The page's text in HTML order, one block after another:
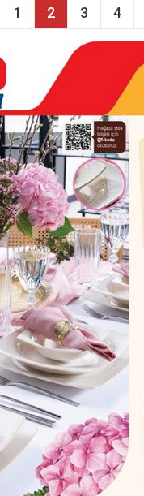
1 2 3 4